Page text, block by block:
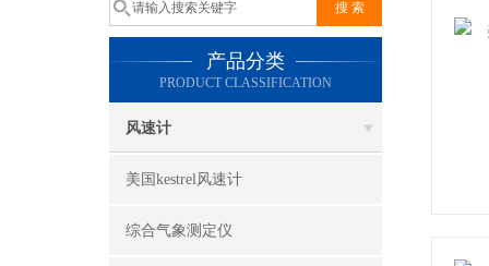
产品分类
PRODUCT CLASSIFICATION
风速计
美国kestrel风速计
综合气象测定仪